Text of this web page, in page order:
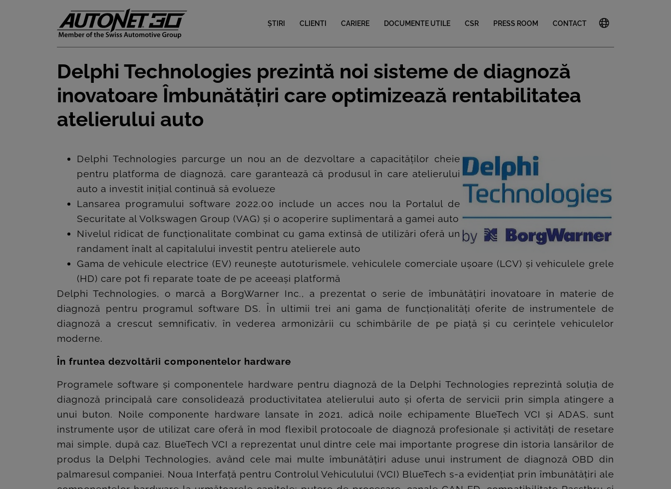
CARIERE
ȘTIRI CLIENTI CARIERE DOCUMENTE UTILE CSR PRESS ROOM CONTACT
Delphi Technologies prezintă noi sisteme de diagnoză
inovatoare Îmbunătățiri care optimizează rentabilitatea
atelierului auto
Delphi Technologies parcurge un nou an de dezvoltare a capacităților cheie
pentru platforma de diagnoză, care garantează că produsul în care atelierului
auto a investit inițial continuă să evolueze
Lansarea programului software 2022.00 include un acces nou la Portalul de
Securitate al Volkswagen Group (VAG) și o acoperire suplimentară a gamei auto
Nivelul ridicat de funcționalitate combinat cu gama extinsă de utilizări oferă un
randament înalt al capitalului investit pentru atelierele auto
Gama de vehicule electrice (EV) reunește autoturismele, vehiculele comerciale ușoare (LCV) și vehiculele grele
(HD) care pot fi reparate toate de pe aceeași platformă
Delphi Technologies, o marcă a BorgWarner Inc., a prezentat o serie de îmbunătățiri inovatoare în materie de
diagnoză pentru programul software DS. În ultimii trei ani gama de funcționalități oferite de instrumentele de
diagnoză a crescut semnificativ, în vederea armonizării cu schimbările de pe piață și cu cerințele vehiculelor
moderne.
În fruntea dezvoltării componentelor hardware
Programele software și componentele hardware pentru diagnoză de la Delphi Technologies reprezintă soluția de
diagnoză principală care consolidează productivitatea atelierului auto și oferta de servicii prin simpla atingere a
unui buton. Noile componente hardware lansate în 2021, adică noile echipamente BlueTech VCI și ADAS, sunt
instrumente ușor de utilizat care oferă în mod flexibil protocoale de diagnoză profesionale și activități de resetare
mai simple, după caz. BlueTech VCI a reprezentat unul dintre cele mai importante progrese din istoria lansărilor de
produs la Delphi Technologies, având cele mai multe îmbunătățiri aduse unui instrument de diagnoză OBD din
palmaresul companiei. Noua Interfață pentru Controlul Vehiculului (VCI) BlueTech s-a evidențiat prin îmbunătățiri ale